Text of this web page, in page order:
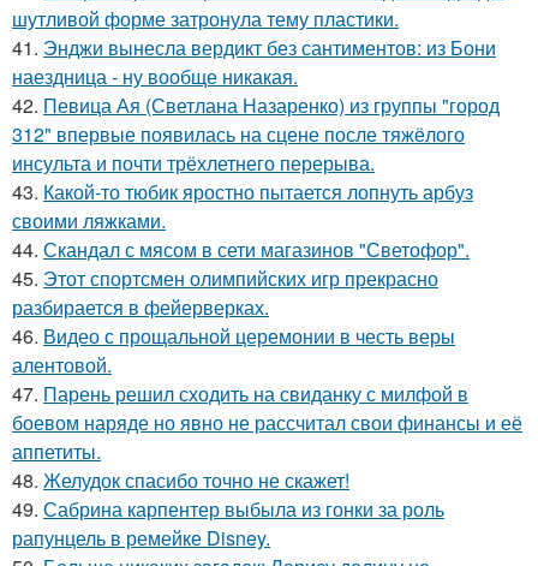
шутливой форме затронула тему пластики.
41. Энджи вынесла вердикт без сантиментов: из Бони
наездница - ну вообще никакая.
42. Певица Ая (Светлана Назаренко) из группы "город
312" впервые появилась на сцене после тяжёлого
инсульта и почти трёхлетнего перерыва.
43. Какой-то тюбик яростно пытается лопнуть арбуз
своими ляжками.
44. Скандал с мясом в сети магазинов "Светофор".
45. Этот спортсмен олимпийских игр прекрасно
разбирается в фейерверках.
46. Видео с прощальной церемонии в честь веры
алентовой.
47. Парень решил сходить на свиданку с милфой в
боевом наряде но явно не рассчитал свои финансы и её
аппетиты.
48. Желудок спасибо точно не скажет!
49. Сабрина карпентер выбыла из гонки за роль
рапунцель в ремейке Disney.